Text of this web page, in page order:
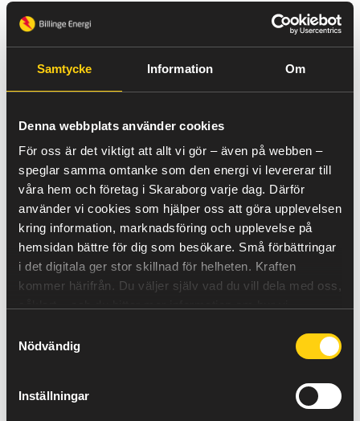
Samtycke Information Om
Denna webbplats använder cookies
För oss är det viktigt att allt vi gör – även på webben –
speglar samma omtanke som den energi vi levererar till
våra hem och företag i Skaraborg varje dag. Därför
använder vi cookies som hjälper oss att göra upplevelsen
kring information, marknadsföring och upplevelse på
hemsidan bättre för dig som besökare. Små förbättringar
i det digitala ger stor skillnad för helheten. Kraften
kommer härifrån. Du väljer själv vad du vill dela med oss,
Nödvändig
Inställningar
elproduktionen hängde således inte med.
När efterfrågan på energi ökar kan vi under perioder
behöva köpa till el ifrån våra grannländer och just nu är
-Har du ett rörligt elprisavtal som baseras på spotprisets
månadsmedelvärde kommer du märka av ett högre pris
per kWh på din nästa faktura.
Har du istället ett fast elpris per kWh så fungerar det
precis som tidigare, du betalar ett fast pris per kWh som
du förbrukar.
De personer som påverkas mest just nu är de som har
timdebiterat avtal, alltså de kunder som debiteras för
varje enskild timma på dygnet.
– Eftersom det är en börshandel är det omöjligt att säga,
prognoserna tyder på att det kommer vara stadigt högt
Vart ser jag vilket avtal jag har?